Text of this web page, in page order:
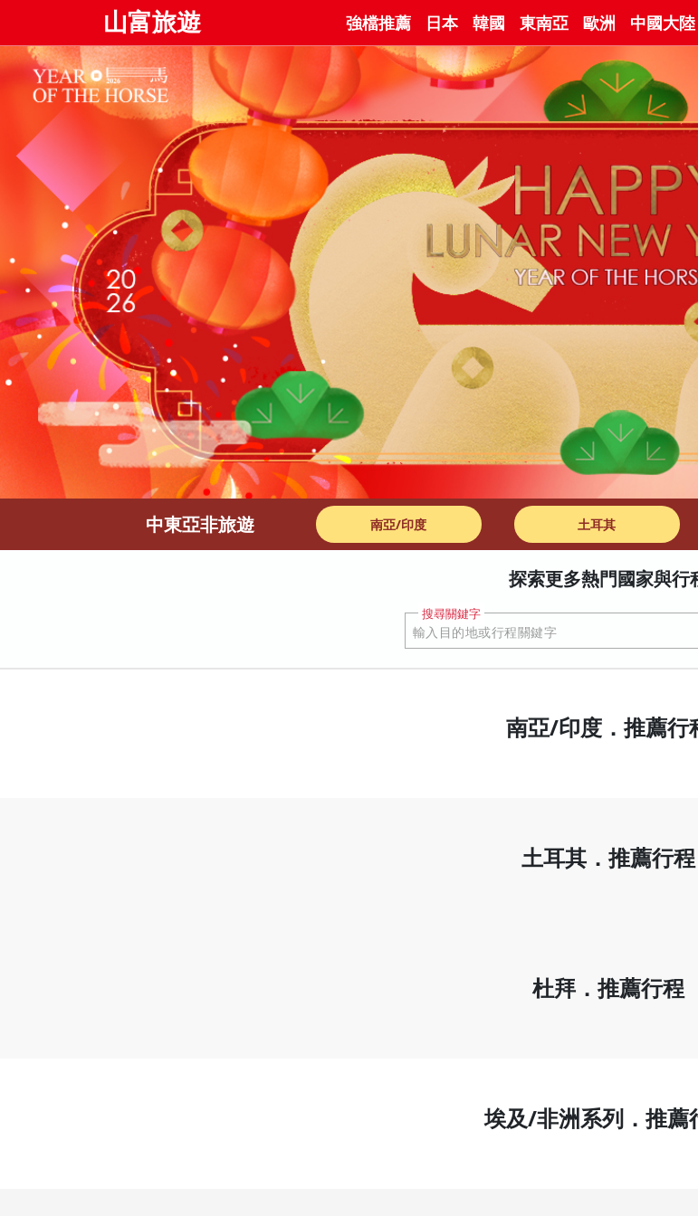
山富旅遊 強檔推薦 日本 韓國 東南亞 歐洲 中國大陸
中東亞非旅遊 南亞/印度 土耳其
南亞/印度．推薦行
土耳其．推薦行程
杜拜．推薦行程
埃及/非洲系列．推薦